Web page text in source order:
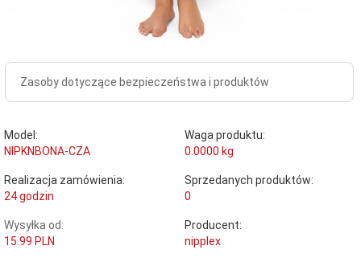
Zasoby dotyczące bezpieczeństwa i produktów
Model:
NIPKNBONA-CZA
Waga produktu:
0.0000 kg
Realizacja zamówienia:
24 godzin
Sprzedanych produktów:
0
Wysyłka od:
15.99 PLN
Producent:
nipplex